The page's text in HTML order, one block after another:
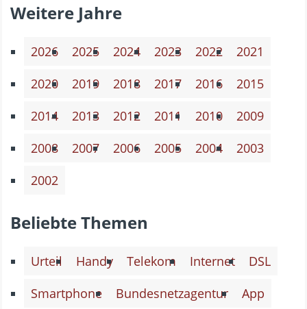
Weitere Jahre
2026 2025 2024 2023 2022
2021
2020
2019 2018 2017 2016
2015
2014
2013 2012 2011 2010
2009
2008
2007 2006 2005 2004
2003
2002
Beliebte Themen
Urteil Handy Telekom Internet
DSL
Smartphone
Bundesnetzagentur App